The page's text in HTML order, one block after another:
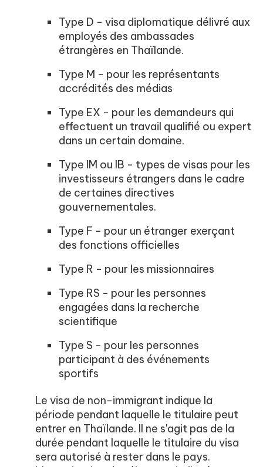
Type D - visa diplomatique délivré aux
employés des ambassades
étrangères en Thaïlande.
Type M - pour les représentants
accrédités des médias
Type EX - pour les demandeurs qui
effectuent un travail qualifié ou expert
dans un certain domaine.
Type IM ou IB - types de visas pour les
investisseurs étrangers dans le cadre
de certaines directives
gouvernementales.
Type F - pour un étranger exerçant
des fonctions officielles
Type R - pour les missionnaires
Type RS - pour les personnes
engagées dans la recherche
scientifique
Type S - pour les personnes
participant à des événements
sportifs
Le visa de non-immigrant indique la
période pendant laquelle le titulaire peut
entrer en Thaïlande. Il ne s'agit pas de la
durée pendant laquelle le titulaire du visa
sera autorisé à rester dans le pays.